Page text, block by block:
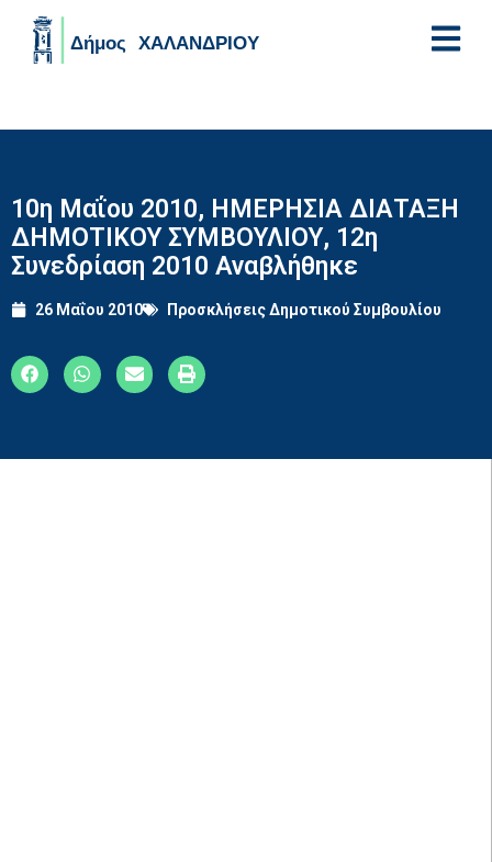
10η Μαΐου 2010, ΗΜΕΡΗΣΙΑ ΔΙΑΤΑΞΗ
ΔΗΜΟΤΙΚΟΥ ΣΥΜΒΟΥΛΙΟΥ, 12η
Συνεδρίαση 2010 Αναβλήθηκε
26 Μαΐου 2010 Προσκλήσεις Δημοτικού Συμβουλίου